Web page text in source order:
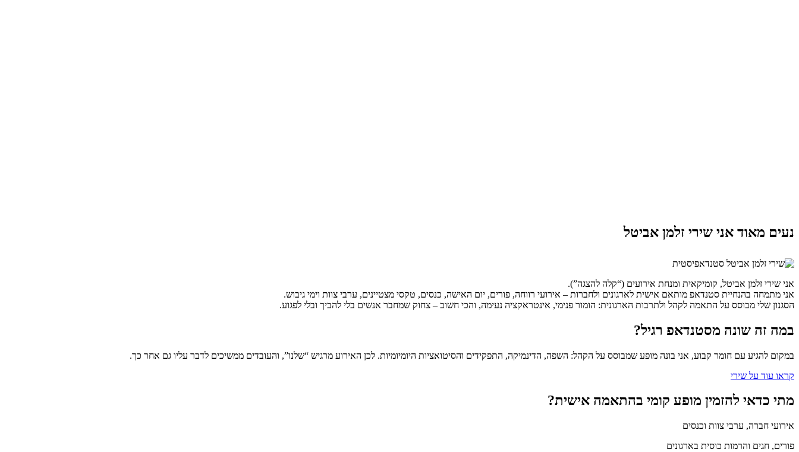
נעים מאוד אני שירי זלמן אביטל
אני שירי זלמן אביטל, קומיקאית ומנחת אירועים (“קלה להצגה”).
אני מתמחה בהנחיית סטנדאפ מותאם אישית לארגונים ולחברות – אירועי רווחה, פורים, יום האישה, כנסים, טקסי מצטיינים, ערבי צוות וימי גיבוש.
הסגנון שלי מבוסס על התאמה לקהל ולתרבות הארגונית: הומור פנימי, אינטראקציה נעימה, והכי חשוב – צחוק שמחבר אנשים בלי להביך ובלי לפגוע.
במה זה שונה מסטנדאפ רגיל?
במקום להגיע עם חומר קבוע, אני בונה מופע שמבוסס על הקהל: השפה, הדינמיקה, התפקידים והסיטואציות היומיומיות. לכן האירוע מרגיש “שלנו”, והעובדים ממשיכים לדבר עליו גם אחר כך.
קראו עוד על שירי
מתי כדאי להזמין מופע קומי בהתאמה אישית?
אירועי חברה, ערבי צוות וכנסים
פורים, חגים והרמות כוסית בארגונים